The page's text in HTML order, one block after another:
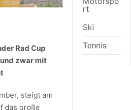
Rad Cup
zwar mit
steigt am
das große
rt
Ski
Tennis